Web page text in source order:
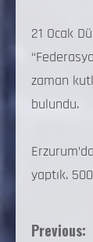
21 Ocak
zaman
bulundu.
yaptık.
Previous: